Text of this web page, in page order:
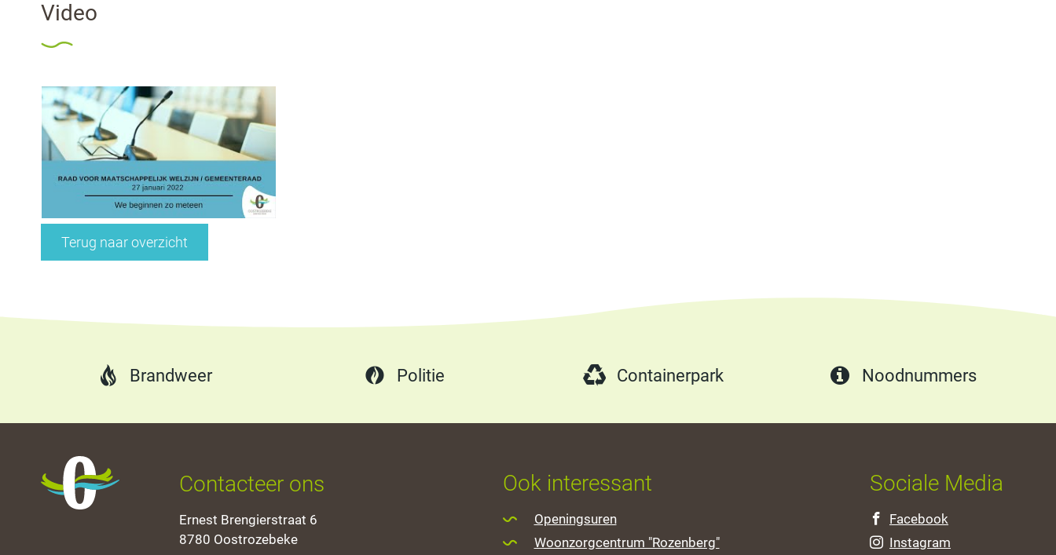
Video
Terug naar overzicht
Brandweer Politie Containerpark Noodnummers
Oostrozebeke
Contacteer ons
Adres
Ernest Brengierstraat 6
,8780 Oostrozebeke
Ook interessant
Openingsuren
Woonzorgcentrum "Rozenberg"
Sociale Media
Facebook
Instagram